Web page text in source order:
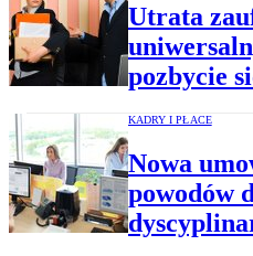
Utrata
pozbycie
KADRY I PŁACE
Nowa
powodów